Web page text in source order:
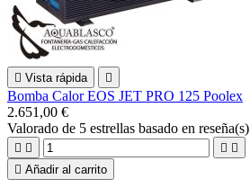
 Vista rápida 
Bomba Calor EOS JET PRO 125 Poolex
2.651,00 €
Valorado de 5 estrellas basado en reseña(s)
   
 Añadir al carrito